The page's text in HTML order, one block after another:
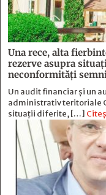
Una rece, alta
rezerve asupra
neconformităţi
Un audit financiar și un
administrativ teritoriale
situații diferite, […]